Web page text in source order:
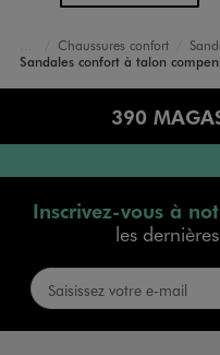
Accueil
Femme
Chaussures
Chaussures confort
Sandales confort à talon
390
Inscrivez-vous à
les